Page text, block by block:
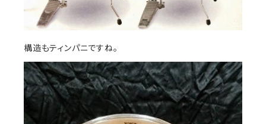
構造もティンパニですね。